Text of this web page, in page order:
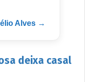
Alves →
deixa casal